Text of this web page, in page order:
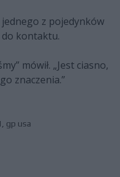
jednego z pojedynków
do kontaktu.
mówił. „Jest ciasno,
znaczenia.”
, gp usa